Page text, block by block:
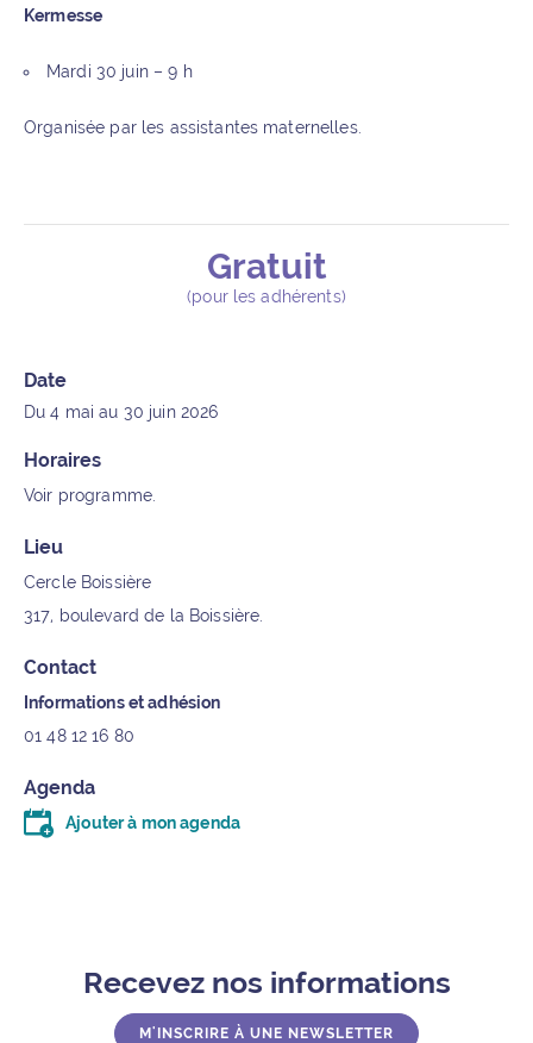
Kermesse
Mardi 30 juin – 9 h
Organisée par les assistantes maternelles.
Détails de l’événementGratuit
(pour les adhérents)
Date
Du 4 mai au 30 juin 2026
Horaires
Voir programme.
Lieu
Cercle Boissière
317, boulevard de la Boissière.
Contact
Informations et adhésion
01 48 12 16 80
Agenda
Ajouter à mon agenda
Télécharger le fichier .ics (moins d’un kilo-octet)
Recevez nos informations
M'INSCRIRE À UNE NEWSLETTER